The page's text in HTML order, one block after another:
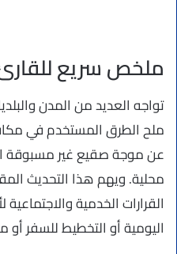
ملخص سريع
تواجه العديد من المدن
ملح الطرق المستخدم في
عن موجة صقيع غير مسبوقة
محلية. ويهم هذا التحديث
القرارات الخدمية والاجتماعية
اليومية أو التخطيط للسفر أو